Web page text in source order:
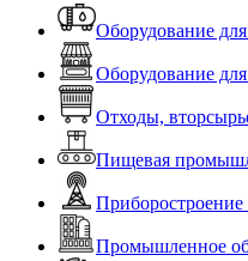
Оборудование
Оборудование
Отходы,
Пищевая
Приборостроение
Промышленное